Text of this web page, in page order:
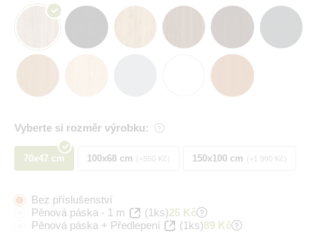
Vyberte si rozměr výrobku:
70x47 cm 100x68 cm +550 Kč 150x100 cm +1 990 Kč
Bez příslušenství
Pěnová páska - 1 m
(1ks)25 Kč
Pěnová páska + Předlepení
(1ks)89 Kč